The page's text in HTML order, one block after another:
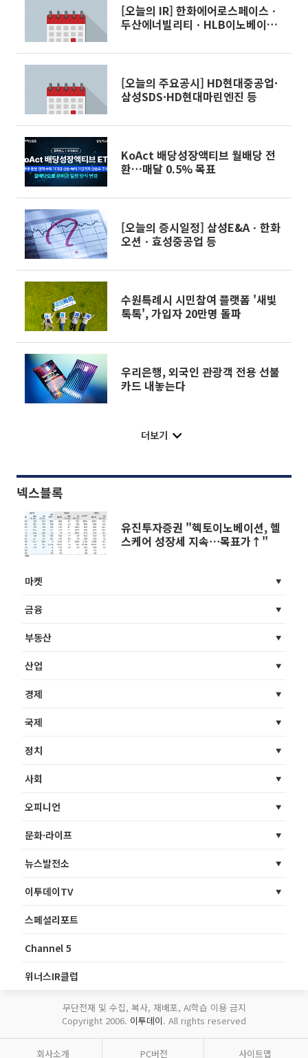
[오늘의 IR] 한화에어로스페이스ㆍ
두산에너빌리티ㆍHLB이노베이션
[오늘의 주요공시] HD현대중공업·
삼성SDS·HD현대마린엔진 등
KoAct 배당성장액티브 월배당 전
환…매달 0.5% 목표
[오늘의 증시일정] 삼성E&Aㆍ한화
오션ㆍ효성중공업 등
수원특례시 시민참여 플랫폼 '새빛
톡톡', 가입자 20만명 돌파
우리은행, 외국인 관광객 전용 선불
카드 내놓는다
더보기
넥스블록
유진투자증권 "헥토이노베이션, 헬
스케어 성장세 지속⋯목표가↑"
마켓
금융
부동산
산업
경제
국제
정치
사회
오피니언
문화·라이프
뉴스발전소
이투데이TV
스페셜리포트
Channel 5
위너스IR클럽
무단전재 및 수집, 복사, 재배포, AI학습 이용 금지
Copyright 2006. 이투데이. All rights reserved
회사소개 PC버전 사이트맵